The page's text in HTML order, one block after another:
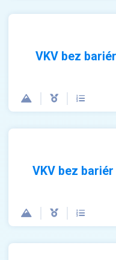
VKV bez
VKV bez